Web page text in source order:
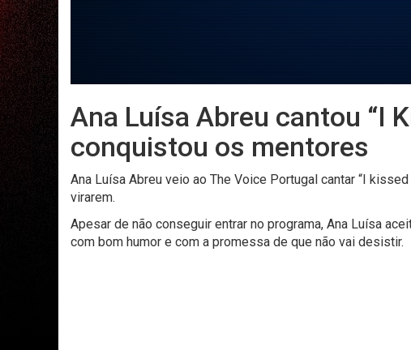
Ana Luísa Abreu cantou “I
conquistou os mentores
Ana Luísa Abreu veio ao The Voice Portugal cantar “I
virarem.
Apesar de não conseguir entrar no programa, Ana Luísa
com bom humor e com a promessa de que não vai desistir.